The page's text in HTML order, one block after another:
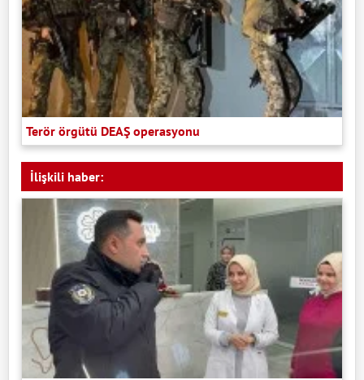
Terör örgütü DEAŞ operasyonu
İlişkili haber: